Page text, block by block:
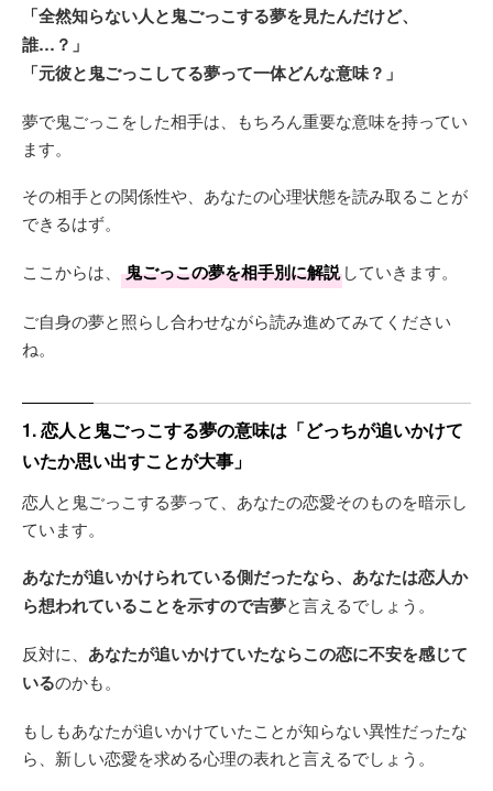
「全然知らない人と鬼ごっこする夢を見たんだけど、
誰…？」
「元彼と鬼ごっこしてる夢って一体どんな意味？」
夢で鬼ごっこをした相手は、もちろん重要な意味を持ってい
ます。
その相手との関係性や、あなたの心理状態を読み取ることが
できるはず。
ここからは、 鬼ごっこの夢を相手別に解説 していきます。
ご自身の夢と照らし合わせながら読み進めてみてください
ね。
1. 恋人と鬼ごっこする夢の意味は「どっちが追いかけて
いたか思い出すことが大事」
恋人と鬼ごっこする夢って、あなたの恋愛そのものを暗示し
ています。
あなたが追いかけられている側だったなら、あなたは恋人か
ら想われていることを示すので吉夢と言えるでしょう。
反対に、 あなたが追いかけていたならこの恋に不安を感じて
いるのかも。
もしもあなたが追いかけていたことが知らない異性だったな
ら、新しい恋愛を求める心理の表れと言えるでしょう。